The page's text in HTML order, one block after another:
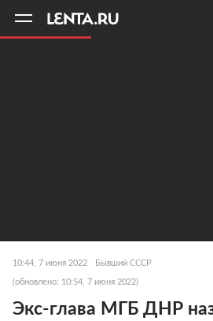
10:44, 7 июня 2022 Бывший СССР
(обновлено: 10:54, 7 июня 2022)
Экс-глава МГБ ДНР